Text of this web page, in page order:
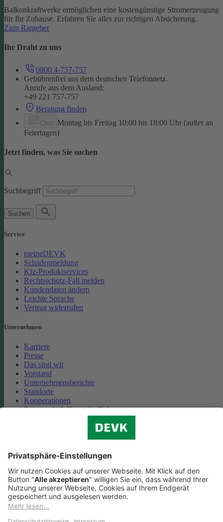
Balkonkraftwerke ermöglichen eine kostengünstige Stromerzeugung
für Ihr Zuhause. Erfahren Sie alles zur richtigen Absicherung.
Zum Ratgeber
Ihr Draht zu uns
0800 4-757-757
Gebührenfrei aus dem deutschen Telefonnetz.
Anrufe aus dem Ausland:
+49 221 757-757
Beratung finden
Montag bis Freitag 10:00 bis 18:00 Uhr (außer an
Feiertagen)
Jetzt finden, was Sie suchen
Suchbegriff
Suchen
Service
meineDEVK
Schadenmeldung
Kfz-Produktservices
Rechtsschutz-Fall melden
Kundendaten ändern
Leichte Sprache
Vertrag widerrufen
Unternehmen
Karriere
Presse
Das sind wir
Vorstand
Unternehmensberichte
Standorte
Kooperationen
Partnerschaft Deutsche Bahn
Cookie-Einstellungen
Datenschutz
Impressum
Streitbeilegung